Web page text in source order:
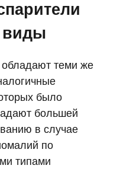
виды
обладают теми же
было
большей
в случае
по
типами